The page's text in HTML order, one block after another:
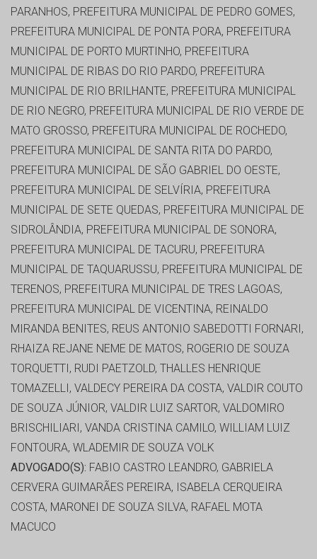
PARANHOS, PREFEITURA MUNICIPAL DE PEDRO GOMES,
PREFEITURA MUNICIPAL DE PONTA PORA, PREFEITURA
MUNICIPAL DE PORTO MURTINHO, PREFEITURA
MUNICIPAL DE RIBAS DO RIO PARDO, PREFEITURA
MUNICIPAL DE RIO BRILHANTE, PREFEITURA MUNICIPAL
DE RIO NEGRO, PREFEITURA MUNICIPAL DE RIO VERDE DE
MATO GROSSO, PREFEITURA MUNICIPAL DE ROCHEDO,
PREFEITURA MUNICIPAL DE SANTA RITA DO PARDO,
PREFEITURA MUNICIPAL DE SÃO GABRIEL DO OESTE,
PREFEITURA MUNICIPAL DE SELVÍRIA, PREFEITURA
MUNICIPAL DE SETE QUEDAS, PREFEITURA MUNICIPAL DE
SIDROLÂNDIA, PREFEITURA MUNICIPAL DE SONORA,
PREFEITURA MUNICIPAL DE TACURU, PREFEITURA
MUNICIPAL DE TAQUARUSSU, PREFEITURA MUNICIPAL DE
TERENOS, PREFEITURA MUNICIPAL DE TRES LAGOAS,
PREFEITURA MUNICIPAL DE VICENTINA, REINALDO
MIRANDA BENITES, REUS ANTONIO SABEDOTTI FORNARI,
RHAIZA REJANE NEME DE MATOS, ROGERIO DE SOUZA
TORQUETTI, RUDI PAETZOLD, THALLES HENRIQUE
TOMAZELLI, VALDECY PEREIRA DA COSTA, VALDIR COUTO
DE SOUZA JÚNIOR, VALDIR LUIZ SARTOR, VALDOMIRO
BRISCHILIARI, VANDA CRISTINA CAMILO, WILLIAM LUIZ
FONTOURA, WLADEMIR DE SOUZA VOLK
ADVOGADO(S): FABIO CASTRO LEANDRO, GABRIELA
CERVERA GUIMARÃES PEREIRA, ISABELA CERQUEIRA
COSTA, MARONEI DE SOUZA SILVA, RAFAEL MOTA
MACUCO